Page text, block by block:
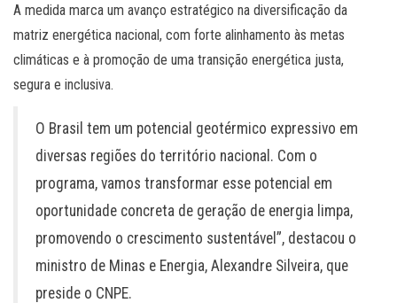
A medida marca um avanço estratégico na diversificação da
matriz energética nacional, com forte alinhamento às metas
climáticas e à promoção de uma transição energética justa,
segura e inclusiva.
O Brasil tem um potencial geotérmico expressivo em
diversas regiões do território nacional. Com o
programa, vamos transformar esse potencial em
oportunidade concreta de geração de energia limpa,
promovendo o crescimento sustentável”, destacou o
ministro de Minas e Energia, Alexandre Silveira, que
preside o CNPE.